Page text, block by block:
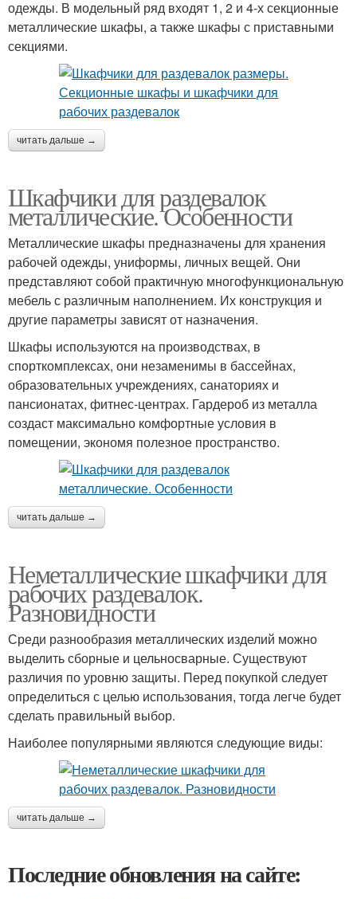
одежды. В модельный ряд входят 1, 2 и 4-х секционные
металлические шкафы, а также шкафы с приставными
секциями.
читать дальше →
Шкафчики для раздевалок
металлические. Особенности
Металлические шкафы предназначены для хранения
рабочей одежды, униформы, личных вещей. Они
представляют собой практичную многофункциональную
мебель с различным наполнением. Их конструкция и
другие параметры зависят от назначения.
Шкафы используются на производствах, в
спорткомплексах, они незаменимы в бассейнах,
образовательных учреждениях, санаториях и
пансионатах, фитнес-центрах. Гардероб из металла
создаст максимально комфортные условия в
помещении, экономя полезное пространство.
читать дальше →
Неметаллические шкафчики для
рабочих раздевалок.
Разновидности
Среди разнообразия металлических изделий можно
выделить сборные и цельносварные. Существуют
различия по уровню защиты. Перед покупкой следует
определиться с целью использования, тогда легче будет
сделать правильный выбор.
Наиболее популярными являются следующие виды:
читать дальше →
Последние обновления на сайте: